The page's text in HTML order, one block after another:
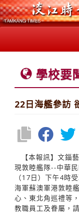
學校要
22日海艦參訪
【本報訊】文錙
現敦睦艦隊--中華
（17日）下午4時
海軍蘇澳軍港敦睦
心、東北角巡禮等
教職員工及眷屬，